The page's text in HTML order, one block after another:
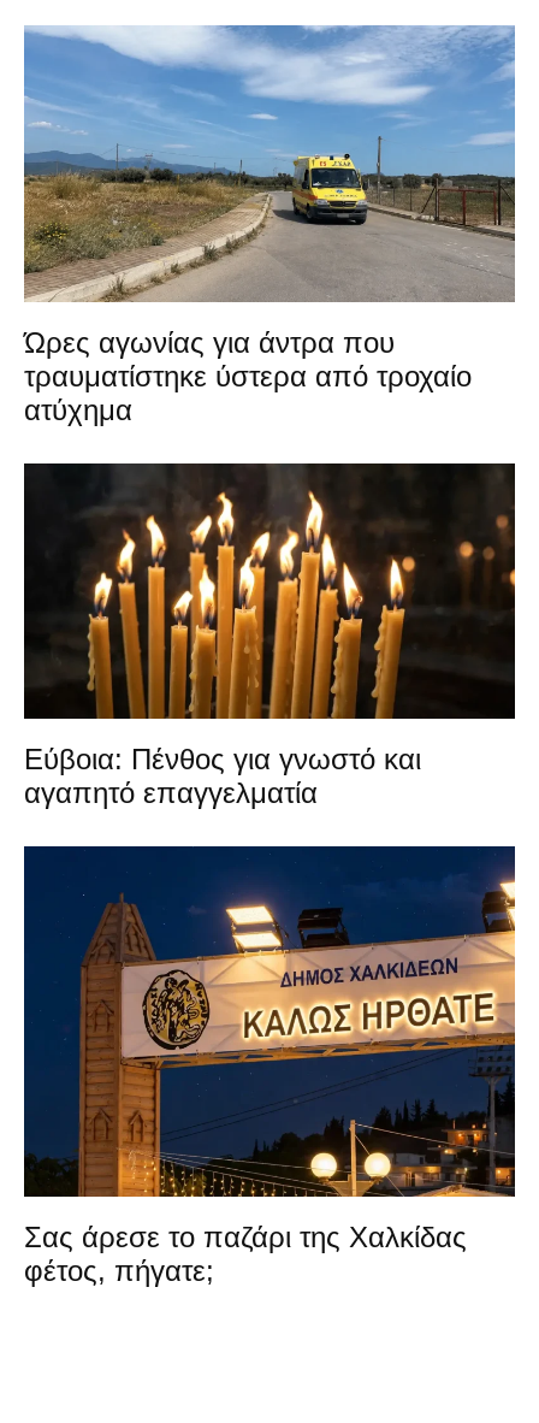
Ώρες αγωνίας για άντρα που
τραυματίστηκε ύστερα από τροχαίο
ατύχημα
Εύβοια: Πένθος για γνωστό και
αγαπητό επαγγελματία
Σας άρεσε το παζάρι της Χαλκίδας
φέτος, πήγατε;